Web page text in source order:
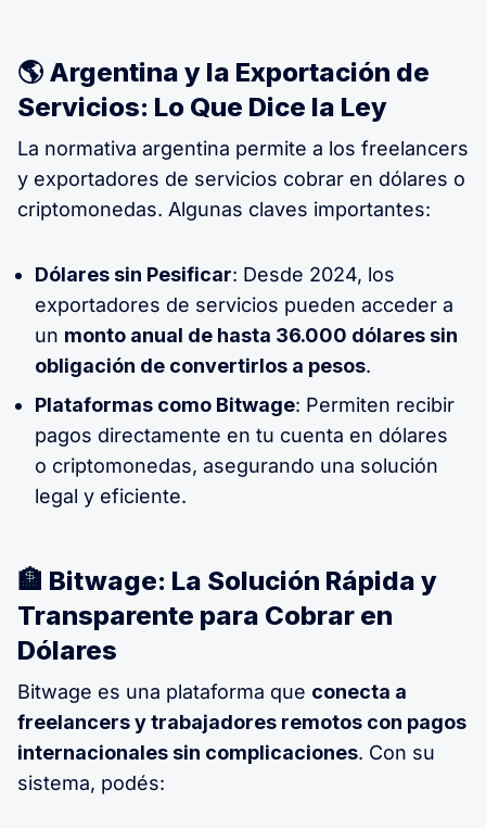
🌎 Argentina y la Exportación de
Servicios: Lo Que Dice la Ley
La normativa argentina permite a los freelancers
y exportadores de servicios cobrar en dólares o
criptomonedas. Algunas claves importantes:
Dólares sin Pesificar: Desde 2024, los
exportadores de servicios pueden acceder a
un monto anual de hasta 36.000 dólares sin
obligación de convertirlos a pesos.
Plataformas como Bitwage: Permiten recibir
pagos directamente en tu cuenta en dólares
o criptomonedas, asegurando una solución
legal y eficiente.
🏦 Bitwage: La Solución Rápida y
Transparente para Cobrar en
Dólares
Bitwage es una plataforma que conecta a
freelancers y trabajadores remotos con pagos
internacionales sin complicaciones. Con su
sistema, podés: